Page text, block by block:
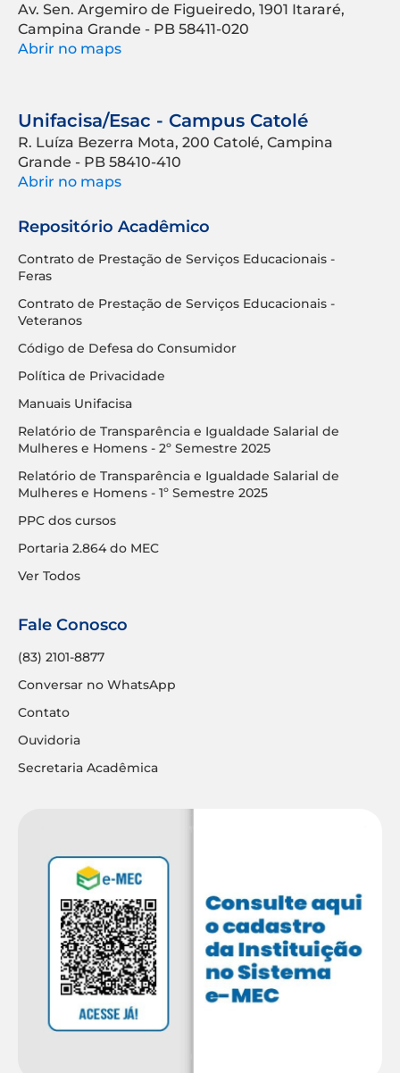
Av. Sen. Argemiro de Figueiredo, 1901 Itararé,
Campina Grande - PB 58411-020
Abrir no maps
Unifacisa/Esac - Campus Catolé
R. Luíza Bezerra Mota, 200 Catolé, Campina
Grande - PB 58410-410
Abrir no maps
Repositório Acadêmico
Contrato de Prestação de Serviços Educacionais -
Feras
Contrato de Prestação de Serviços Educacionais -
Veteranos
Código de Defesa do Consumidor
Política de Privacidade
Manuais Unifacisa
Relatório de Transparência e Igualdade Salarial de
Mulheres e Homens - 2º Semestre 2025
Relatório de Transparência e Igualdade Salarial de
Mulheres e Homens - 1º Semestre 2025
PPC dos cursos
Portaria 2.864 do MEC
Ver Todos
Fale Conosco
(83) 2101-8877
Conversar no WhatsApp
Contato
Ouvidoria
Secretaria Acadêmica